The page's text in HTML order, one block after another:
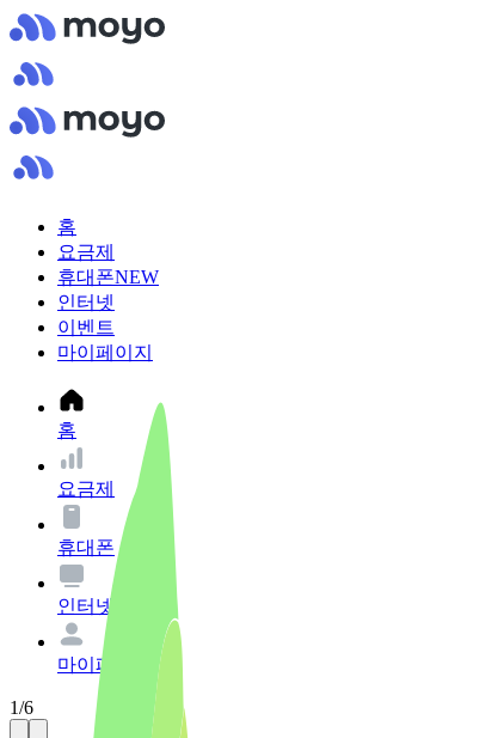
홈
요금제
휴대폰NEW
인터넷
이벤트
마이페이지
홈
요금제
휴대폰
인터넷
마이페이지
1/6